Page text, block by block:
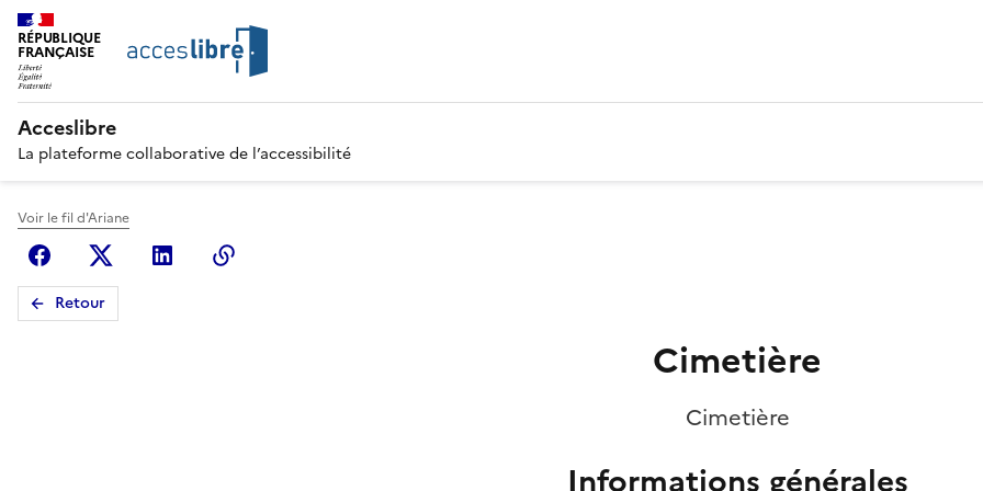
RÉPUBLIQUE
FRANÇAISE
Acceslibre
La plateforme collaborative de l’accessibilité
Voir le fil d'Ariane
FacebookX (anciennement Twitter)
Linkedin
Retour
Cimetière
Cimetière
Informations générales